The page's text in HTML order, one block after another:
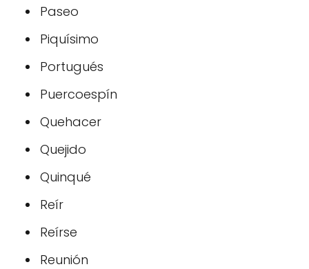
Paseo
Piquísimo
Portugués
Puercoespín
Quehacer
Quejido
Quinqué
Reír
Reírse
Reunión